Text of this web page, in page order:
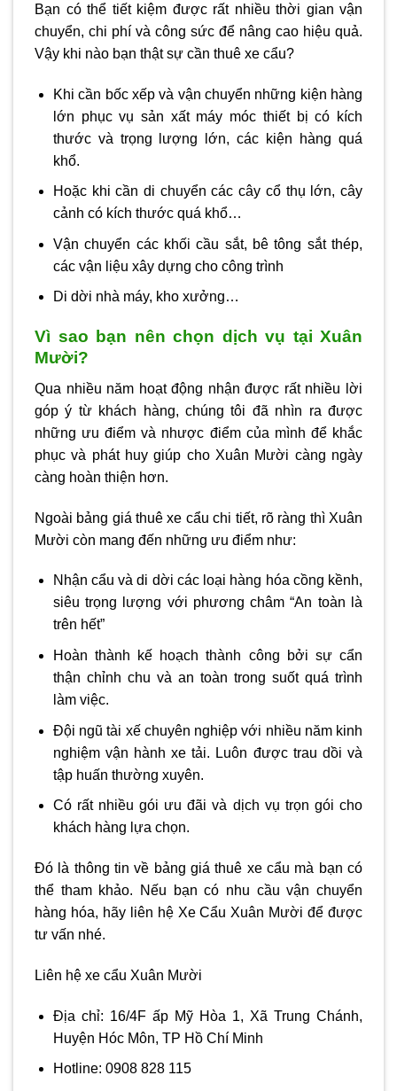
Bạn có thể tiết kiệm được rất nhiều thời gian vận
chuyển, chi phí và công sức để nâng cao hiệu quả.
Vậy khi nào bạn thật sự cần thuê xe cẩu?
Khi cần bốc xếp và vận chuyển những kiện hàng
lớn phục vụ sản xất máy móc thiết bị có kích
thước và trọng lượng lớn, các kiện hàng quá
khổ.
Hoặc khi cần di chuyển các cây cổ thụ lớn, cây
cảnh có kích thước quá khổ…
Vận chuyển các khối cầu sắt, bê tông sắt thép,
các vận liệu xây dựng cho công trình
Di dời nhà máy, kho xưởng…
Vì sao bạn nên chọn dịch vụ tại Xuân
Mười?
Qua nhiều năm hoạt động nhận được rất nhiều lời
góp ý từ khách hàng, chúng tôi đã nhìn ra được
những ưu điểm và nhược điểm của mình để khắc
phục và phát huy giúp cho Xuân Mười càng ngày
càng hoàn thiện hơn.
Ngoài bảng giá thuê xe cẩu chi tiết, rõ ràng thì Xuân
Mười còn mang đến những ưu điểm như:
Nhận cẩu và di dời các loại hàng hóa cồng kềnh,
siêu trọng lượng với phương châm “An toàn là
trên hết”
Hoàn thành kế hoạch thành công bởi sự cẩn
thận chỉnh chu và an toàn trong suốt quá trình
làm việc.
Đội ngũ tài xế chuyên nghiệp với nhiều năm kinh
nghiệm vận hành xe tải. Luôn được trau dồi và
tập huấn thường xuyên.
Có rất nhiều gói ưu đãi và dịch vụ trọn gói cho
khách hàng lựa chọn.
Đó là thông tin về bảng giá thuê xe cẩu mà bạn có
thể tham khảo. Nếu bạn có nhu cầu vận chuyển
hàng hóa, hãy liên hệ Xe Cẩu Xuân Mười để được
tư vấn nhé.
Liên hệ xe cẩu Xuân Mười
Địa chỉ: 16/4F ấp Mỹ Hòa 1, Xã Trung Chánh,
Huyện Hóc Môn, TP Hồ Chí Minh
Hotline: 0908 828 115